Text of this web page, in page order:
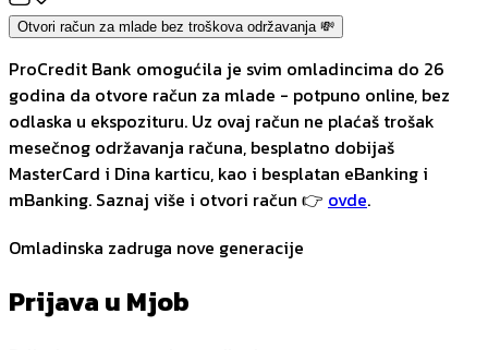
Otvori račun za mlade bez troškova održavanja 💸
ProCredit Bank omogućila je svim omladincima do 26
godina da otvore račun za mlade - potpuno online, bez
odlaska u ekspozituru. Uz ovaj račun ne plaćaš trošak
mesečnog održavanja računa, besplatno dobijaš
MasterCard i Dina karticu, kao i besplatan eBanking i
mBanking. Saznaj više i otvori račun 👉 ovde.
Omladinska zadruga nove generacije
Prijava u Mjob